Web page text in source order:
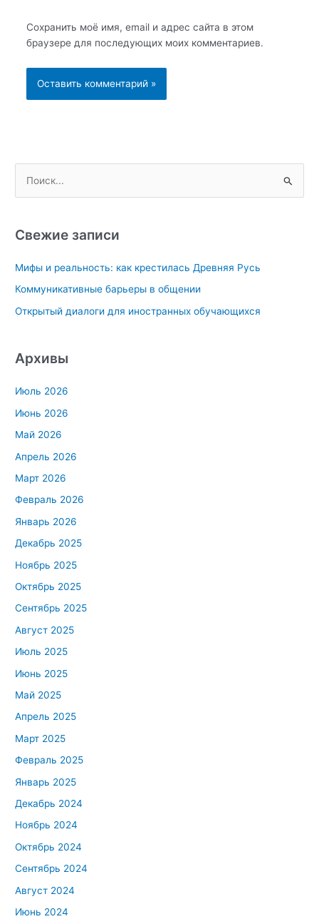
Сохранить моё имя, email и адрес сайта в этом
браузере для последующих моих комментариев.
с
:
Свежие записи
Мифы и реальность: как крестилась Древняя Русь
Коммуникативные барьеры в общении
Открытый диалоги для иностранных обучающихся
Архивы
Июль 2026
Июнь 2026
Май 2026
Апрель 2026
Март 2026
Февраль 2026
Январь 2026
Декабрь 2025
Ноябрь 2025
Октябрь 2025
Сентябрь 2025
Август 2025
Июль 2025
Июнь 2025
Май 2025
Апрель 2025
Март 2025
Февраль 2025
Январь 2025
Декабрь 2024
Ноябрь 2024
Октябрь 2024
Сентябрь 2024
Август 2024
Июнь 2024